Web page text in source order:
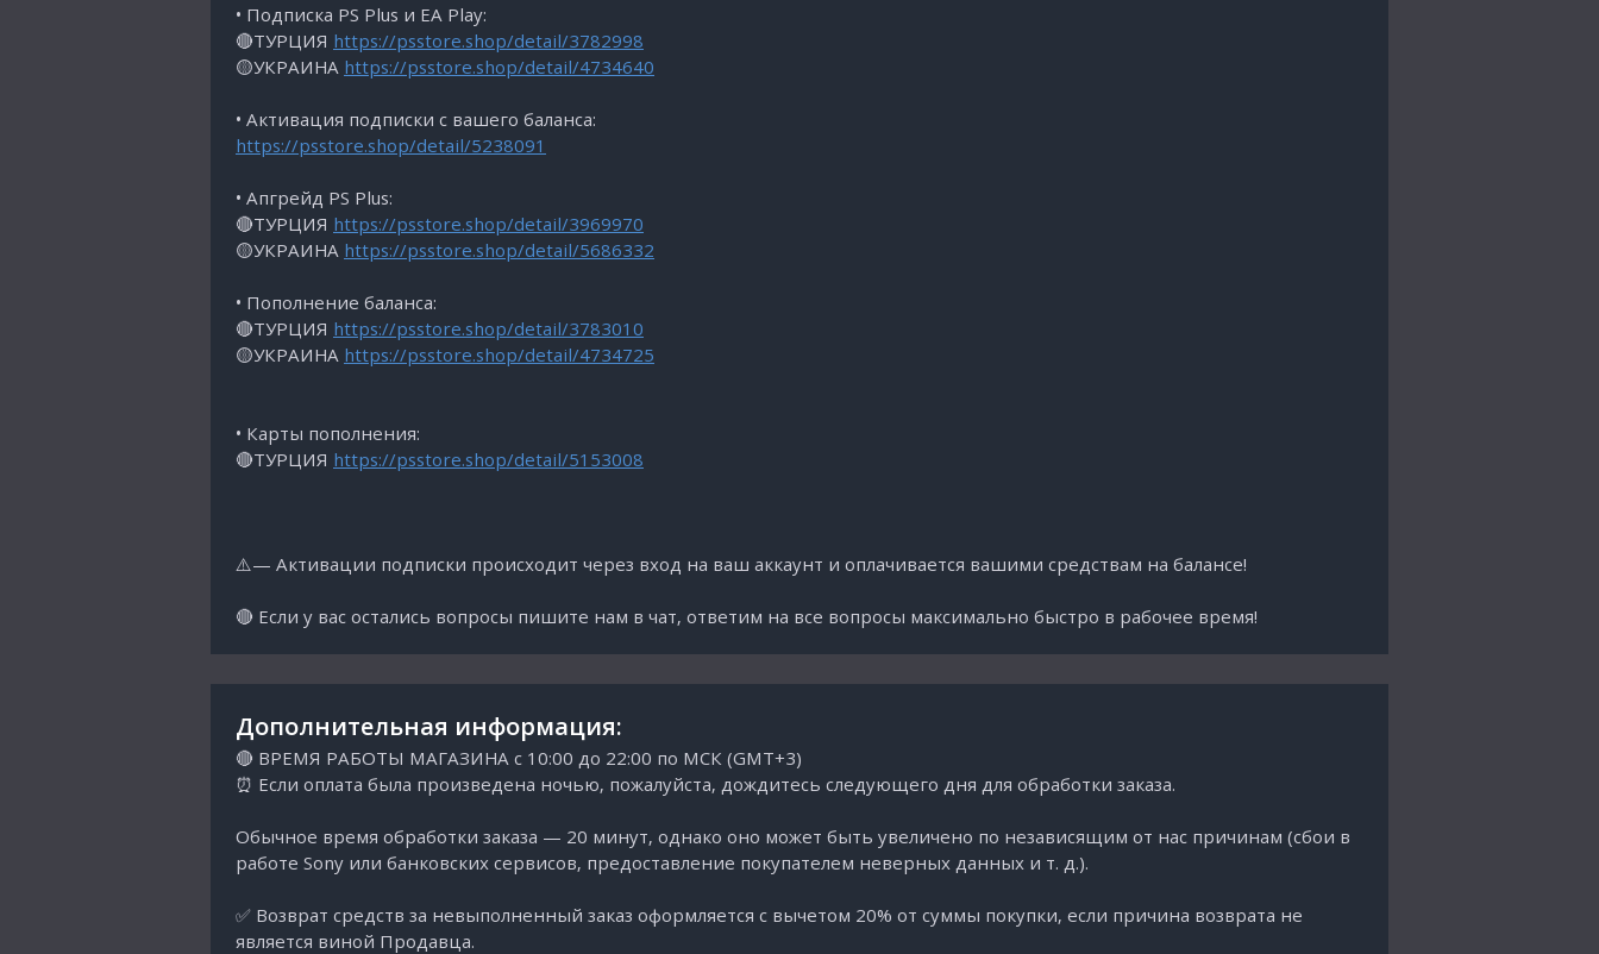
• Подписка PS Plus и EA Play:
🔴ТУРЦИЯ https://psstore.shop/detail/3782998
🟡УКРАИНА https://psstore.shop/detail/4734640
• Активация подписки с вашего баланса:
https://psstore.shop/detail/5238091
• Апгрейд PS Plus:
🔴ТУРЦИЯ https://psstore.shop/detail/3969970
🟡УКРАИНА https://psstore.shop/detail/5686332
• Пополнение баланса:
🔴ТУРЦИЯ https://psstore.shop/detail/3783010
🟡УКРАИНА https://psstore.shop/detail/4734725
• Карты пополнения:
🔴ТУРЦИЯ https://psstore.shop/detail/5153008
⚠️— Активации подписки происходит через вход на ваш аккаунт и оплачивается вашими средствам на балансе!
🔴 Если у вас остались вопросы пишите нам в чат, ответим на все вопросы максимально быстро в рабочее время!
Дополнительная информация:
🔴 ВРЕМЯ РАБОТЫ МАГАЗИНА с 10:00 до 22:00 по МСК (GMT+3)
⏰ Если оплата была произведена ночью, пожалуйста, дождитесь следующего дня для обработки заказа.
Обычное время обработки заказа — 20 минут, однако оно может быть увеличено по независящим от нас причинам (сбои в
работе Sony или банковских сервисов, предоставление покупателем неверных данных и т. д.).
✅ Возврат средств за невыполненный заказ оформляется с вычетом 20% от суммы покупки, если причина возврата не
является виной Продавца.